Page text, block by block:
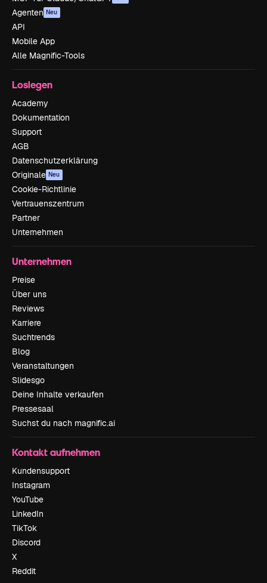
Agenten Neu
API
Mobile App
Alle Magnific-Tools
Loslegen
Academy
Dokumentation
Support
AGB
Datenschutzerklärung
Originale Neu
Cookie-Richtlinie
Vertrauenszentrum
Partner
Unternehmen
Unternehmen
Preise
Über uns
Reviews
Karriere
Suchtrends
Blog
Veranstaltungen
Slidesgo
Deine Inhalte verkaufen
Pressesaal
Suchst du nach magnific.ai
Kontakt aufnehmen
Kundensupport
Instagram
YouTube
LinkedIn
TikTok
Discord
X
Reddit